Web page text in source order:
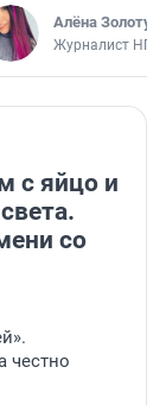
Алёна
Журналист НГС
с яйцо и
со
честно